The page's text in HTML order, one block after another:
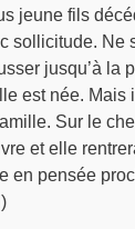
jeune fils
sollicitude. Ne
jusqu’à la
est née. Mais
Sur le
et elle
en pensée